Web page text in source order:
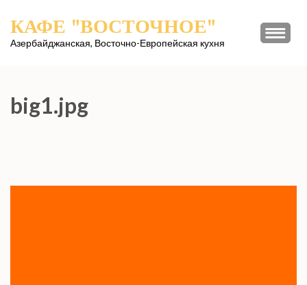
содержимому
КАФЕ "ВОСТОЧНОЕ"
Азербайджанская, Восточно-Европейская кухня
big1.jpg